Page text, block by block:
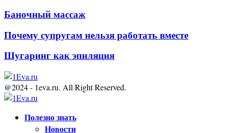
Баночный массаж
Почему супругам нельзя работать вместе
Шугаринг как эпиляция
@2024 - 1eva.ru. All Right Reserved.
Полезно знать
Новости